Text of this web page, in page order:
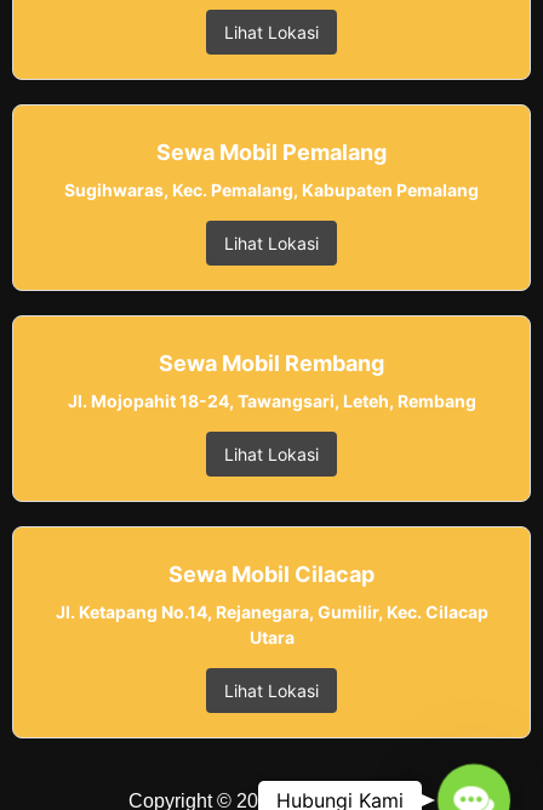
Lihat Lokasi
Sewa Mobil Pemalang
Sugihwaras, Kec. Pemalang, Kabupaten Pemalang
Lihat Lokasi
Sewa Mobil Rembang
Jl. Mojopahit 18-24, Tawangsari, Leteh, Rembang
Lihat Lokasi
Sewa Mobil Cilacap
Jl. Ketapang No.14, Rejanegara, Gumilir, Kec. Cilacap
Utara
Lihat Lokasi
Copyright © 2025 Belvania Trans
Hubungi Kami